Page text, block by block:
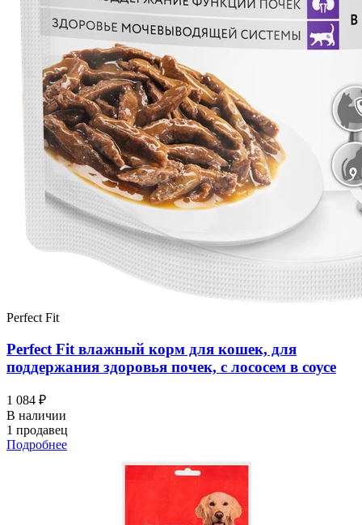
Perfect Fit
Perfect Fit влажный корм для кошек, для
поддержания здоровья почек, с лососем в соусе
1 084 ₽
В наличии
1 продавец
Подробнее